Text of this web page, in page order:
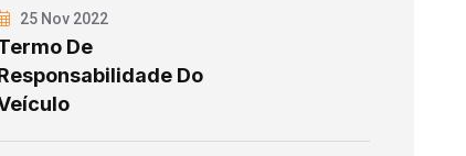
25 Nov 2022
De
Do